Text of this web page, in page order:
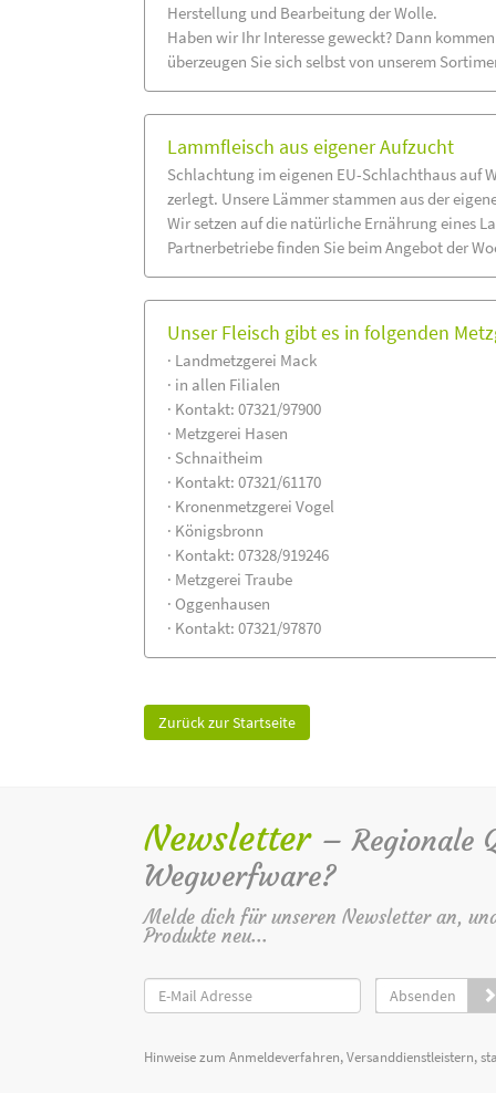
Herstellung und Bearbeitung der Wolle.
Haben wir Ihr Interesse geweckt? Dann
überzeugen Sie sich selbst von unserem
Lammfleisch aus eigener Aufzucht
Schlachtung im eigenen EU-Schlachthaus auf
zerlegt. Unsere Lämmer stammen aus der
Wir setzen auf die natürliche Ernährung eines
Partnerbetriebe finden Sie beim Angebot der
Unser Fleisch gibt es in folgenden
· Landmetzgerei Mack
· in allen Filialen
· Kontakt: 07321/97900
· Metzgerei Hasen
· Schnaitheim
· Kontakt: 07321/61170
· Kronenmetzgerei Vogel
· Königsbronn
· Kontakt: 07328/919246
· Metzgerei Traube
· Oggenhausen
· Kontakt: 07321/97870
Zurück zur Startseite
Newsletter – Regionale
Wegwerfware?
Melde dich für unseren Newsletter an,
Produkte neu...
Absenden
Hinweise zum Anmeldeverfahren, Versanddienstleistern,